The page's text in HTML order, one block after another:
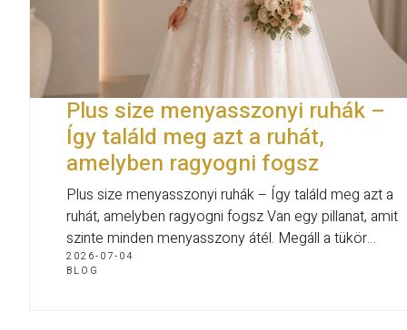
Plus size menyasszonyi ruhák –
Így találd meg azt a ruhát,
amelyben ragyogni fogsz
Plus size menyasszonyi ruhák – Így találd meg azt a
ruhát, amelyben ragyogni fogsz Van egy pillanat, amit
szinte minden menyasszony átél. Megáll a tükör…
2026-07-04
BLOG